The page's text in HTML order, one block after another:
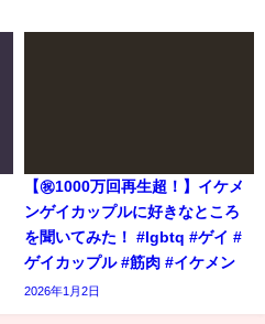
【㊗️1000万回再生超！】イケメ
ンゲイカップルに好きなところ
を聞いてみた！ #lgbtq #ゲイ #
ゲイカップル #筋肉 #イケメン
2026年1月2日